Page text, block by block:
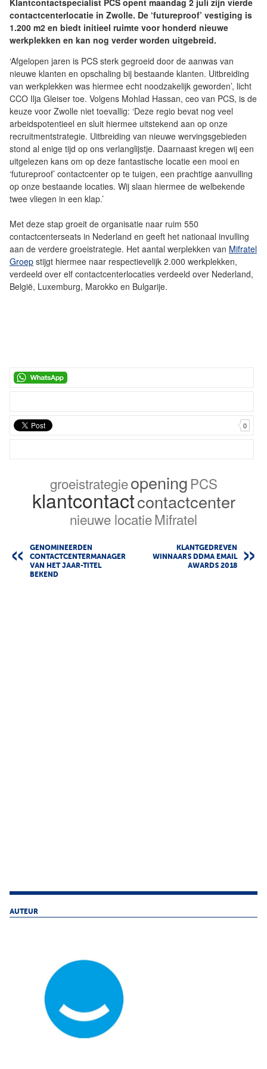
Klantcontactspecialist PCS opent maandag 2 juli zijn vierde
contactcenterlocatie in Zwolle. De ‘futureproof’ vestiging is
1.200 m2 en biedt initieel ruimte voor honderd nieuwe
werkplekken en kan nog verder worden uitgebreid.
‘Afgelopen jaren is PCS sterk gegroeid door de aanwas van
nieuwe klanten en opschaling bij bestaande klanten. Uitbreiding
van werkplekken was hiermee echt noodzakelijk geworden’, licht
CCO Ilja Gleiser toe. Volgens Mohlad Hassan, ceo van PCS, is de
keuze voor Zwolle niet toevallig: ‘Deze regio bevat nog veel
arbeidspotentieel en sluit hiermee uitstekend aan op onze
recruitmentstrategie. Uitbreiding van nieuwe wervingsgebieden
stond al enige tijd op ons verlanglijstje. Daarnaast kregen wij een
uitgelezen kans om op deze fantastische locatie een mooi en
‘futureproof’ contactcenter op te tuigen, een prachtige aanvulling
op onze bestaande locaties. Wij slaan hiermee de welbekende
twee vliegen in een klap.’
Met deze stap groeit de organisatie naar ruim 550
contactcenterseats in Nederland en geeft het nationaal invulling
aan de verdere groeistrategie. Het aantal werplekken van Mifratel
Groep stijgt hiermee naar respectievelijk 2.000 werkplekken,
verdeeld over elf contactcenterlocaties verdeeld over Nederland,
België, Luxemburg, Marokko en Bulgarije.
0
groeistrategieopening PCS
klantcontactcontactcenter
nieuwe locatieMifratel
GENOMINEERDEN
CONTACTCENTERMANAGER
VAN HET JAAR-TITEL
BEKEND
KLANTGEDREVEN
WINNAARS DDMA EMAIL
AWARDS 2018
AUTEUR